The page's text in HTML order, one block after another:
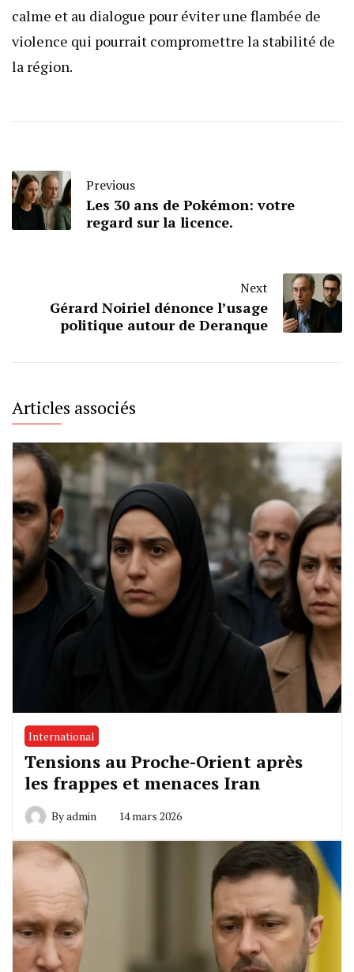
calme et au dialogue pour éviter une flambée de
violence qui pourrait compromettre la stabilité de
la région.
Previous
Les 30 ans de Pokémon: votre
regard sur la licence.
Next
Gérard Noiriel dénonce l’usage
politique autour de Deranque
Articles associés
International
Tensions au Proche-Orient après
les frappes et menaces Iran
Byadmin 14 mars 2026